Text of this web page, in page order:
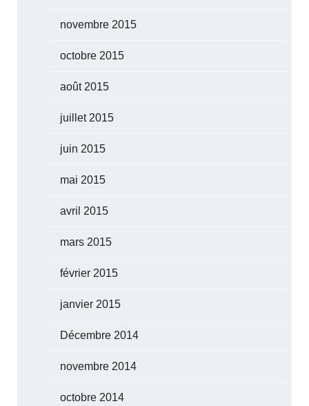
novembre 2015
octobre 2015
août 2015
juillet 2015
juin 2015
mai 2015
avril 2015
mars 2015
février 2015
janvier 2015
Décembre 2014
novembre 2014
octobre 2014